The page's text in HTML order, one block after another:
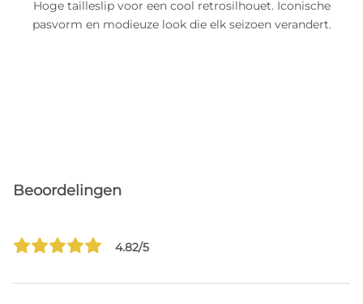
Hoge tailleslip voor een cool retrosilhouet. Iconische
pasvorm en modieuze look die elk seizoen verandert.
Beoordelingen
4.82/5